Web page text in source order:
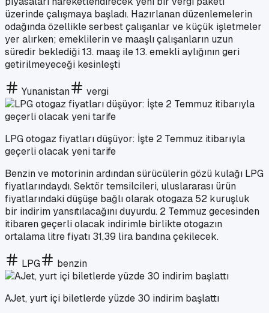
üzerinde çalışmaya başladı. Hazırlanan düzenlemelerin
odağında özellikle serbest çalışanlar ve küçük işletmeler
yer alırken; emeklilerin ve maaşlı çalışanların uzun
süredir beklediği 13. maaş ile 13. emekli aylığının geri
getirilmeyeceği kesinleşti
Yunanistan vergi
LPG otogaz fiyatları düşüyor: İşte 2 Temmuz itibarıyla
geçerli olacak yeni tarife
Benzin ve motorinin ardından sürücülerin gözü kulağı LPG
fiyatlarındaydı. Sektör temsilcileri, uluslararası ürün
fiyatlarındaki düşüşe bağlı olarak otogaza 52 kuruşluk
bir indirim yansıtılacağını duyurdu. 2 Temmuz gecesinden
itibaren geçerli olacak indirimle birlikte otogazın
ortalama litre fiyatı 31,39 lira bandına çekilecek.
LPG benzin
AJet, yurt içi biletlerde yüzde 30 indirim başlattı